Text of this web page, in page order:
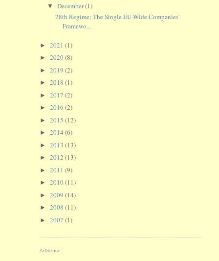
▼December(1)
28th Regime; The Single EU-Wide Companies'
Framewo...
► 2021 (1)
► 2020(8)
► 2019 (2)
► 2018 (1)
► 2017 (2)
► 2016 (2)
► 2015 (12)
► 2014 (6)
► 2013 (13)
► 2012 (13)
► 2011 (9)
► 2010(11)
► 2009 (14)
► 2008 (11)
► 2007 (1)
AdSense